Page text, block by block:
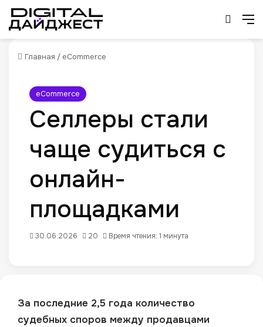
Главная / eCommerce
eCommerce
Селлеры стали
чаще судиться с
онлайн-
площадками
30.06.2026 20 Время чтения: 1 минута
За последние 2,5 года количество
судебных споров между продавцами